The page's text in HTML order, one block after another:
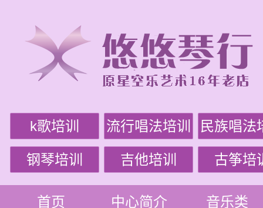
k歌培训 流行唱法培训 民族唱法
钢琴培训 吉他培训 古筝培
首页 中心简介 音乐类